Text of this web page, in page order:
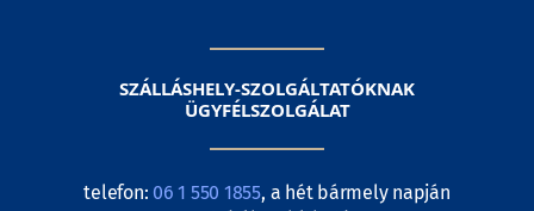
SZÁLLÁSHELY-SZOLGÁLTATÓKNAK
ÜGYFÉLSZOLGÁLAT
telefon: 06 1 550 1855, a hét bármely napján